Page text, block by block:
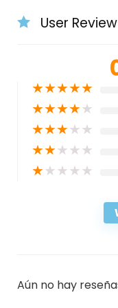
User
★★★★★
★★★★★
★★★★★
★★★★★
★★★★★
Aún no hay